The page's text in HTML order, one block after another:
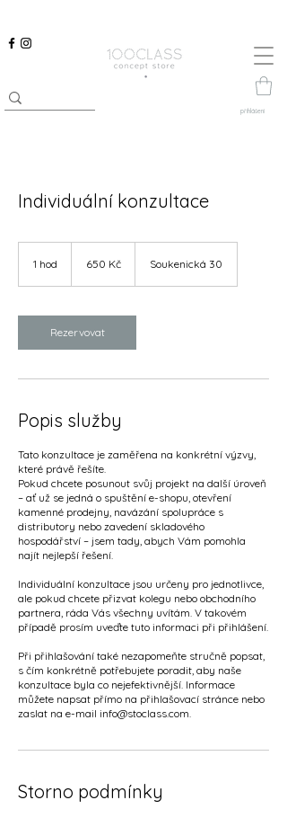
přihlášení
Individuální konzultace
1 hod
korun650 Kč Soukenická 30
Rezervovat
Popis služby
Tato konzultace je zaměřena na konkrétní výzvy,
které právě řešíte.
Pokud chcete posunout svůj projekt na další úroveň
– ať už se jedná o spuštění e-shopu, otevření
kamenné prodejny, navázání spolupráce s
distributory nebo zavedení skladového
hospodářství – jsem tady, abych Vám pomohla
najít nejlepší řešení.
Individuální konzultace jsou určeny pro jednotlivce,
ale pokud chcete přizvat kolegu nebo obchodního
partnera, ráda Vás všechny uvítám. V takovém
případě prosím uveďte tuto informaci při přihlášení.
Při přihlašování také nezapomeňte stručně popsat,
s čím konkrétně potřebujete poradit, aby naše
konzultace byla co nejefektivnější. Informace
můžete napsat přímo na přihlašovací stránce nebo
zaslat na e-mail info@stoclass.com.
Storno podmínky